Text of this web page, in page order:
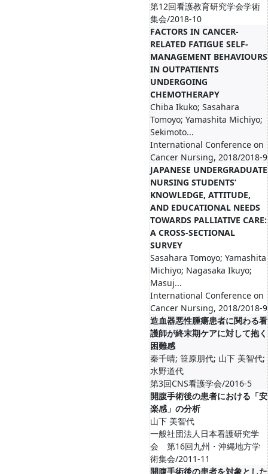
第12回看護教育研究学会学術
集会/2018-10
FACTORS IN CANCER-
RELATED FATIGUE SELF-
MANAGEMENT BEHAVIOURS
IN OUTPATIENTS
UNDERGOING
CHEMOTHERAPY
Chiba Ikuko; Sasahara
Tomoyo; Yamashita Michiyo;
Sekimoto...
International Conference on
Cancer Nursing, 2018/2018-9
JAPANESE UNDERGRADUATE
NURSING STUDENTS’
KNOWLEDGE, ATTITUDE,
AND EDUCATIONAL NEEDS
TOWARDS PALLIATIVE CARE:
A CROSS-SECTIONAL
SURVEY
Sasahara Tomoyo; Yamashita
Michiyo; Nagasaka Ikuyo;
Masuj...
International Conference on
Cancer Nursing, 2018/2018-9
造血器悪性腫瘍患者に関わる看
護師が終末期ケアに対して抱く
困難感
秦千晴; 笹原朋代; 山下 美智代;
水野道代
第3回CNS看護学会/2016-5
開腹手術後の患者における「安
楽感」の分析
山下 美智代
一般社団法人日本看護研究学
会 第16回九州・沖縄地方学
術集会/2011-11
開腹手術後の患者を対象とした